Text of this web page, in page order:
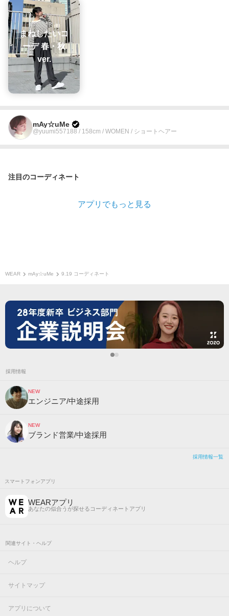
まねしたいコ
ーデ 春・秋
ver.
mAy☆uMe
@yuumi557188 / 158cm / WOMEN / ショートヘアー
注目のコーディネート
アプリでもっと見る
WEAR mAy☆uMe 9.19 コーディネート
採用情報
NEW
エンジニア/中途採用
NEW
ブランド営業/中途採用
採用情報一覧
スマートフォンアプリ
WEARアプリ
あなたの似合うが探せるコーディネートアプリ
関連サイト・ヘルプ
ヘルプ
サイトマップ
アプリについて